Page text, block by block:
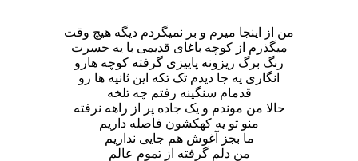
من از اینجا میرم و بر نمیگردم دیگه هیچ وقت
میگذرم از کوچه باغای قدیمی با یه حسرت
رنگ برگ ریزونه پاییزی گرفته کوچه هارو
انگاری یه جا دیدم تک تکه این ثانیه ها رو
قدمام سنگینه رفتم چه تلخه
حالا من موندم و یک جاده پر از راهه نرفته
منو تو یه کهکشون فاصله داریم
ما بجز آغوش هم جایی نداریم
من دلم گرفته از تموم عالم